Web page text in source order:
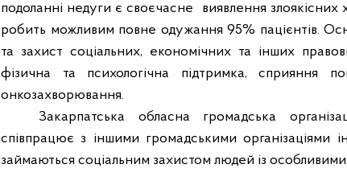
подоланні недуги є своєчасне
виявлення
робить можливим повне одужання 95% пацієнтів.
та захист соціальних, економічних та інших
фізична та психологічна підтримка, сприяння
онкозахворювання.
Закарпатська обласна громадська
співпрацює з іншими громадськими організаціями
займаються соціальним захистом людей із